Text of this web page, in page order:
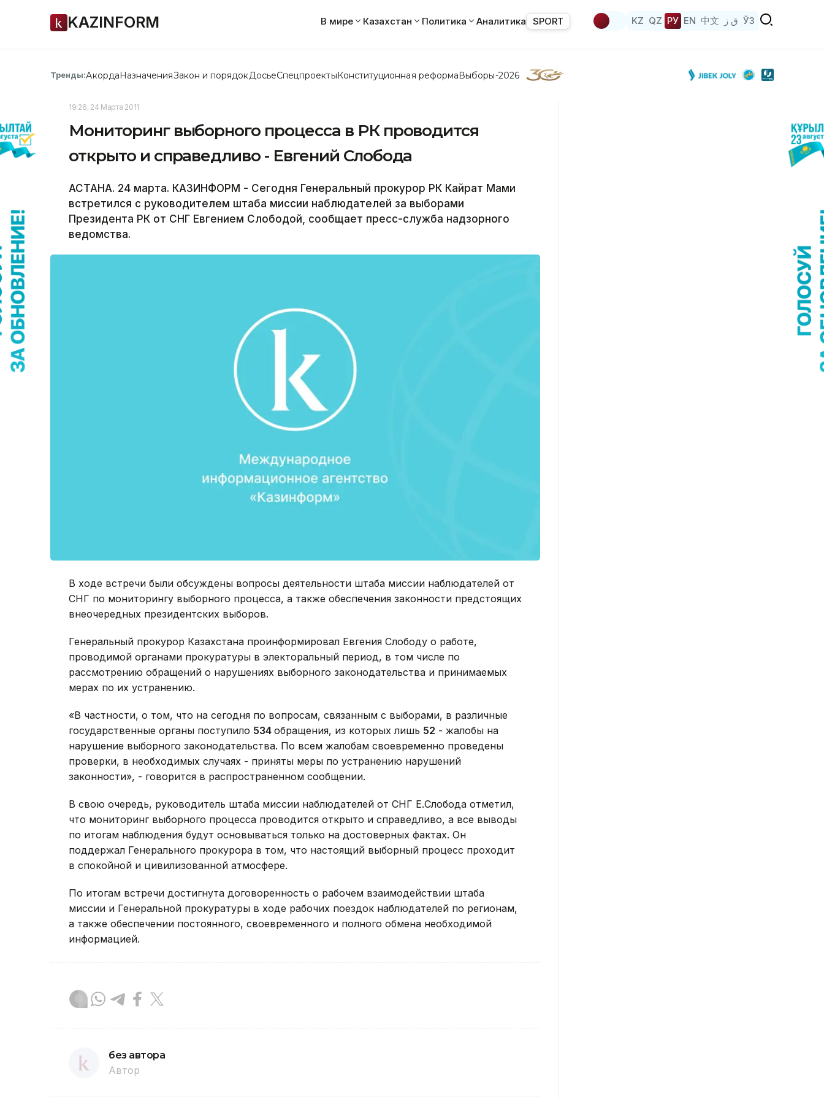
KAZINFORM В мире Казахстан Политика Аналитика SPORT KZ QZ РУ EN 中文 ق ز ЎЗ
Тренды:АкордаНазначенияЗакон и порядок ДосьеСпецпроектыКонституционная реформаВыборы-2026
19:26, 24 Марта 2011
Мониторинг выборного процесса в РК проводится
открыто и справедливо - Евгений Слобода
АСТАНА. 24 марта. КАЗИНФОРМ - Сегодня Генеральный прокурор РК Кайрат Мами
встретился с руководителем штаба миссии наблюдателей за выборами
Президента РК от СНГ Евгением Слободой, сообщает пресс-служба надзорного
ведомства.
В ходе встречи были обсуждены вопросы деятельности штаба миссии наблюдателей от
СНГ по мониторингу выборного процесса, а также обеспечения законности предстоящих
внеочередных президентских выборов.
Генеральный прокурор Казахстана проинформировал Евгения Слободу о работе,
проводимой органами прокуратуры в электоральный период, в том числе по
рассмотрению обращений о нарушениях выборного законодательства и принимаемых
мерах по их устранению.
«В частности, о том, что на сегодня по вопросам, связанным с выборами, в различные
государственные органы поступило 534 обращения, из которых лишь 52 - жалобы на
нарушение выборного законодательства. По всем жалобам своевременно проведены
проверки, в необходимых случаях - приняты меры по устранению нарушений
законности», - говорится в распространенном сообщении.
В свою очередь, руководитель штаба миссии наблюдателей от СНГ Е.Слобода отметил,
что мониторинг выборного процесса проводится открыто и справедливо, а все выводы
по итогам наблюдения будут основываться только на достоверных фактах. Он
поддержал Генерального прокурора в том, что настоящий выборный процесс проходит
в спокойной и цивилизованной атмосфере.
По итогам встречи достигнута договоренность о рабочем взаимодействии штаба
миссии и Генеральной прокуратуры в ходе рабочих поездок наблюдателей по регионам,
а также обеспечении постоянного, своевременного и полного обмена необходимой
информацией.
без автора
Автор